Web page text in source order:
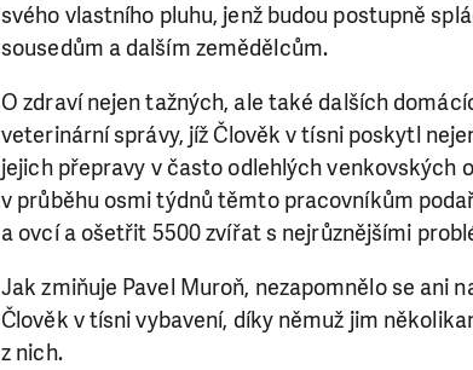
svého vlastního pluhu, jenž budou postupně
sousedům a dalším zemědělcům.
O zdraví nejen tažných, ale také dalších
veterinární správy, jíž Člověk v tísni poskytl
jejich přepravy v často odlehlých venkovských
v průběhu osmi týdnů těmto pracovníkům
a ovcí a ošetřit 5500 zvířat s nejrůznějšími
Jak zmiňuje Pavel Muroň, nezapomnělo se ani
Člověk v tísni vybavení, díky němuž jim
z nich.
DAROVAT